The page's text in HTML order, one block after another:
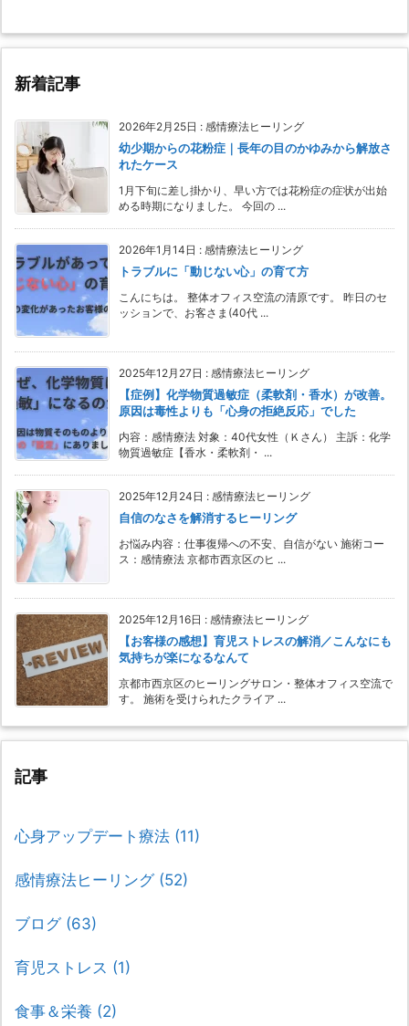
新着記事
2026年2月25日 : 感情療法ヒーリング
幼少期からの花粉症｜長年の目のかゆみから解放さ
れたケース
1月下旬に差し掛かり、早い方では花粉症の症状が出始
める時期になりました。 今回の ...
2026年1月14日 : 感情療法ヒーリング
トラブルに「動じない心」の育て方
こんにちは。 整体オフィス空流の清原です。 昨日のセ
ッションで、お客さま(40代 ...
2025年12月27日 : 感情療法ヒーリング
【症例】化学物質過敏症（柔軟剤・香水）が改善。
原因は毒性よりも「心身の拒絶反応」でした
内容：感情療法 対象：40代女性（Ｋさん） 主訴：化学
物質過敏症【香水・柔軟剤・ ...
2025年12月24日 : 感情療法ヒーリング
自信のなさを解消するヒーリング
お悩み内容：仕事復帰への不安、自信がない 施術コー
ス：感情療法 京都市西京区のヒ ...
2025年12月16日 : 感情療法ヒーリング
【お客様の感想】育児ストレスの解消／こんなにも
気持ちが楽になるなんて
京都市西京区のヒーリングサロン・整体オフィス空流で
す。 施術を受けられたクライア ...
記事
心身アップデート療法 (11)
感情療法ヒーリング (52)
ブログ (63)
育児ストレス (1)
食事＆栄養 (2)